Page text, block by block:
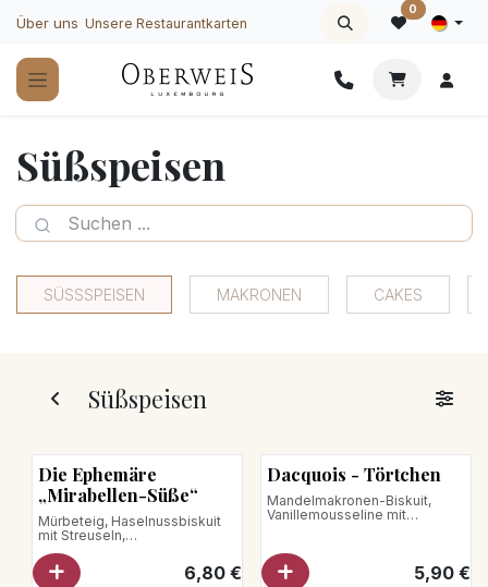
Zum Inhalt springen
Über uns Unsere Restaurantkarten
0
Süßspeisen
SÜSSSPEISEN MAKRONEN CAKES
Süßspeisen
L'Éphémère
Die Ephemäre
„Mirabellen-Süße“
Mürbeteig, Haselnussbiskuit
mit Streuseln,
Mirabellenkompott, Eisenkraut-
Mousse und Schlagsahne,
Mirabelle
6,80€
Dacquois - Törtchen
Mandelmakronen-Biskuit,
Vanillemousseline mit
5,90€